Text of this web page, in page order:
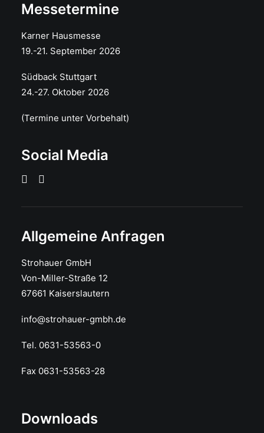
Messetermine
Karner Hausmesse
19.-21. September 2026
Südback Stuttgart
24.-27. Oktober 2026
(Termine unter Vorbehalt)
Social Media
Allgemeine Anfragen
Strohauer GmbH
Von-Miller-Straße 12
67661 Kaiserslautern
info@strohauer-gmbh.de
Tel. 0631-53563-0
Fax 0631-53563-28
Downloads